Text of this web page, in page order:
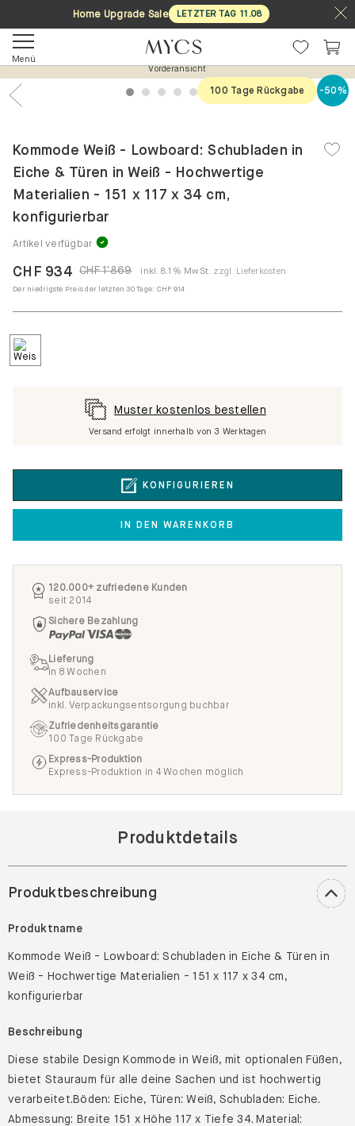
Home Upgrade Sale LETZTER TAG 11 .08
Menü
Vorderansicht
1 2 3 4 5 6 7
100 Tage Rückgabe -50%
Kommode Weiß - Lowboard: Schubladen in
Eiche & Türen in Weiß - Hochwertige
Materialien - 151 x 117 x 34 cm,
konfigurierbar
Artikel verfügbar
CHF 1'869
CHF 934 inkl. 8.1% MwSt. zzgl. Lieferkosten
Der niedrigste Preis der letzten 30 Tage: CHF 914
KONFIGURIEREN
IN DEN WARENKORB
Muster kostenlos bestellen
Versand erfolgt innerhalb von 3 Werktagen
120.000+ zufriedene Kunden
seit 2014
Sichere Bezahlung
Lieferung
in 8 Wochen
Aufbauservice
inkl. Verpackungsentsorgung buchbar
Zufriedenheitsgarantie
100 Tage Rückgabe
Express-Produktion
Express-Produktion in 4 Wochen möglich
Produktdetails
Produktbeschreibung
Produktname
Kommode Weiß - Lowboard: Schubladen in Eiche & Türen in
Weiß - Hochwertige Materialien - 151 x 117 x 34 cm,
konfigurierbar
Beschreibung
Diese stabile Design Kommode in Weiß, mit optionalen Füßen,
bietet Stauraum für alle deine Sachen und ist hochwertig
verarbeitet.Böden: Eiche, Türen: Weiß, Schubladen: Eiche.
Abmessung: Breite 151 x Höhe 117 x Tiefe 34. Material: